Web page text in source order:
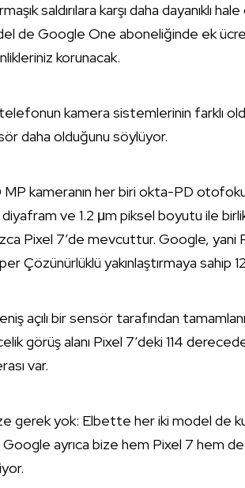
saldırılara karşı daha dayanıklı
de Google One aboneliğinde ek
korunacak.
telefonun kamera sistemlerinin farklı
daha olduğunu söylüyor.
kameranın her biri okta-PD
ve 1.2 μm piksel boyutu ile
Pixel 7’de mevcuttur. Google,
Çözünürlüklü yakınlaştırmaya
açılı bir sensör tarafından
görüş alanı Pixel 7’deki 114
var.
gerek yok: Elbette her iki model de
ayrıca bize hem Pixel 7 hem de